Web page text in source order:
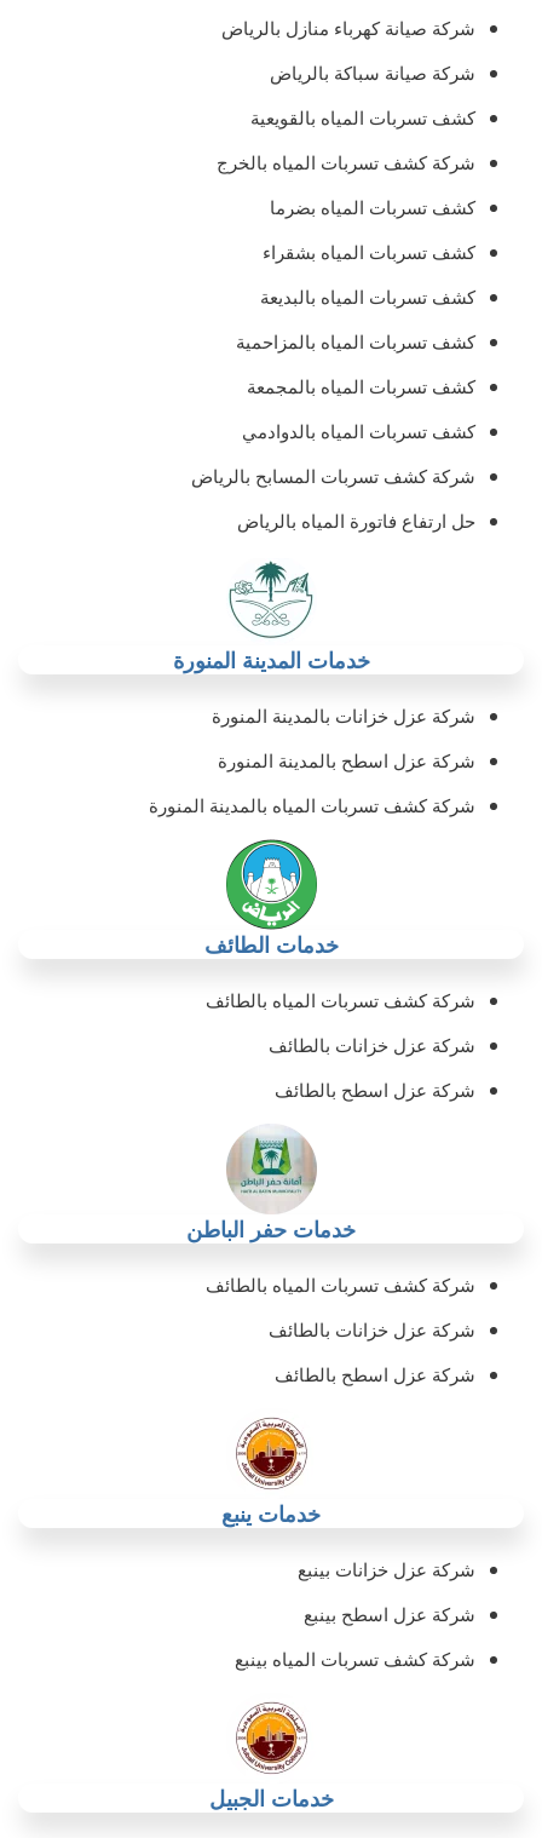
شركة صيانة كهرباء منازل بالرياض
شركة صيانة سباكة بالرياض
كشف تسربات المياه بالقويعية
شركة كشف تسربات المياه بالخرج
كشف تسربات المياه بضرما
كشف تسربات المياه بشقراء
كشف تسربات المياه بالبديعة
كشف تسربات المياه بالمزاحمية
كشف تسربات المياه بالمجمعة
كشف تسربات المياه بالدوادمي
شركة كشف تسربات المسابح بالرياض
حل ارتفاع فاتورة المياه بالرياض
خدمات المدينة المنورة
شركة عزل خزانات بالمدينة المنورة
شركة عزل اسطح بالمدينة المنورة
شركة كشف تسربات المياه بالمدينة المنورة
خدمات الطائف
شركة كشف تسربات المياه بالطائف
شركة عزل خزانات بالطائف
شركة عزل اسطح بالطائف
خدمات حفر الباطن
شركة كشف تسربات المياه بالطائف
شركة عزل خزانات بالطائف
شركة عزل اسطح بالطائف
خدمات ينبع
شركة عزل خزانات بينبع
شركة عزل اسطح بينبع
شركة كشف تسربات المياه بينبع
خدمات الجبيل